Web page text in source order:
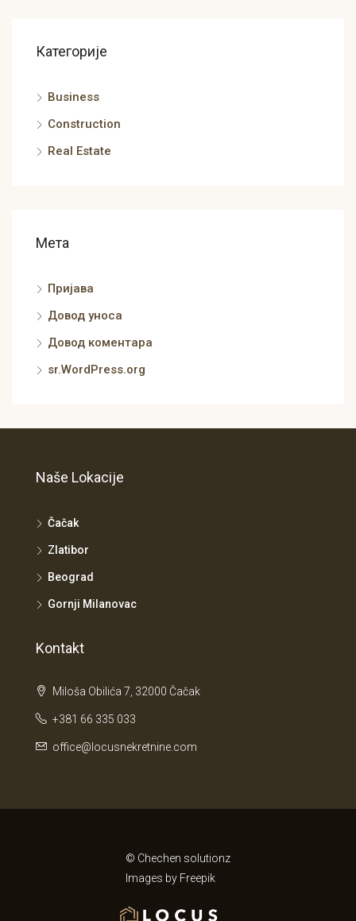
Категорије
Business
Construction
Real Estate
Мета
Пријава
Довод уноса
Довод коментара
sr.WordPress.org
Naše Lokacije
Čačak
Zlatibor
Beograd
Gornji Milanovac
Kontakt
Miloša Obilića 7, 32000 Čačak
+381 66 335 033
office@locusnekretnine.com
© Chechen solutionz
Images by Freepik